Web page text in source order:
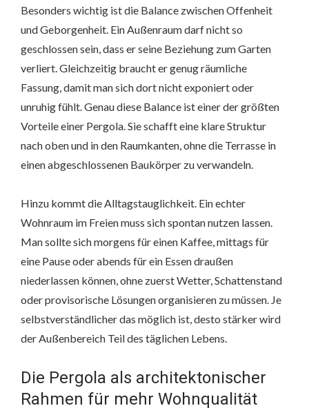
Besonders wichtig ist die Balance zwischen Offenheit
und Geborgenheit. Ein Außenraum darf nicht so
geschlossen sein, dass er seine Beziehung zum Garten
verliert. Gleichzeitig braucht er genug räumliche
Fassung, damit man sich dort nicht exponiert oder
unruhig fühlt. Genau diese Balance ist einer der größten
Vorteile einer Pergola. Sie schafft eine klare Struktur
nach oben und in den Raumkanten, ohne die Terrasse in
einen abgeschlossenen Baukörper zu verwandeln.
Hinzu kommt die Alltagstauglichkeit. Ein echter
Wohnraum im Freien muss sich spontan nutzen lassen.
Man sollte sich morgens für einen Kaffee, mittags für
eine Pause oder abends für ein Essen draußen
niederlassen können, ohne zuerst Wetter, Schattenstand
oder provisorische Lösungen organisieren zu müssen. Je
selbstverständlicher das möglich ist, desto stärker wird
der Außenbereich Teil des täglichen Lebens.
Die Pergola als architektonischer
Rahmen für mehr Wohnqualität